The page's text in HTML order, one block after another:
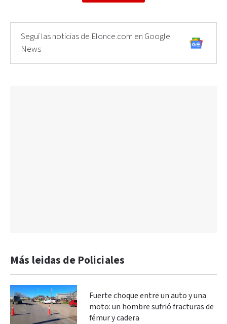
Seguí las noticias de Elonce.com en Google
News
Más leidas de Policiales
Fuerte choque entre un auto y una
moto: un hombre sufrió fracturas de
fémur y cadera